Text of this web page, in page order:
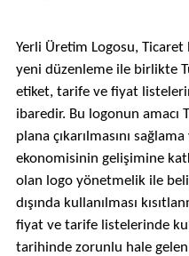
Yerli Üretim Logosu, Ticaret
yeni düzenleme ile birlikte
etiket, tarife ve fiyat
ibaredir. Bu logonun amacı
plana çıkarılmasını
ekonomisinin gelişimine
olan logo yönetmelik ile
dışında kullanılması
fiyat ve tarife listelerinde
tarihinde zorunlu hale